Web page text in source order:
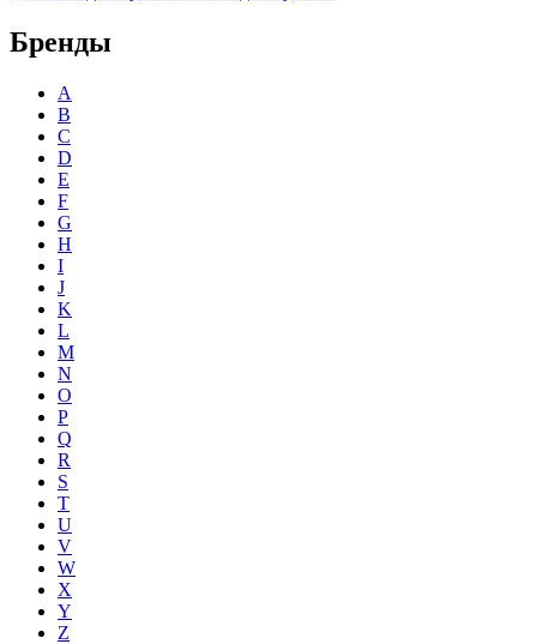
Бренды
A
B
C
D
E
F
G
H
I
J
K
L
M
N
O
P
Q
R
S
T
U
V
W
X
Y
Z